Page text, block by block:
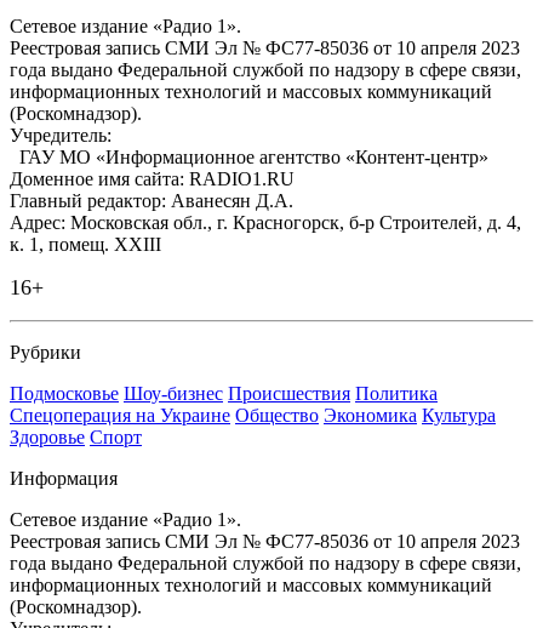
Сетевое издание «Радио 1».
Реестровая запись СМИ Эл № ФС77-85036 от 10 апреля 2023
года выдано Федеральной службой по надзору в сфере связи,
информационных технологий и массовых коммуникаций
(Роскомнадзор).
Учредитель:
ГАУ МО «Информационное агентство «Контент-центр»
Доменное имя сайта: RADIO1.RU
Главный редактор: Аванесян Д.А.
Адрес: Московская обл., г. Красногорск, б-р Строителей, д. 4,
к. 1, помещ. XXIII
16+
Рубрики
Подмосковье Шоу-бизнес Происшествия Политика
Спецоперация на Украине Общество Экономика Культура
Здоровье Спорт
Информация
Сетевое издание «Радио 1».
Реестровая запись СМИ Эл № ФС77-85036 от 10 апреля 2023
года выдано Федеральной службой по надзору в сфере связи,
информационных технологий и массовых коммуникаций
(Роскомнадзор).